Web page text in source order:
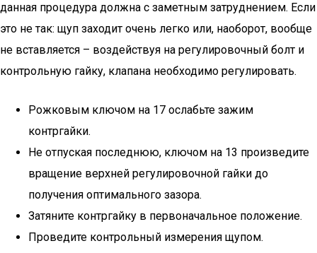
данная процедура должна с заметным затруднением. Если
это не так: щуп заходит очень легко или, наоборот, вообще
не вставляется – воздействуя на регулировочный болт и
контрольную гайку, клапана необходимо регулировать.
Рожковым ключом на 17 ослабьте зажим
контргайки.
Не отпуская последнюю, ключом на 13 произведите
вращение верхней регулировочной гайки до
получения оптимального зазора.
Затяните контргайку в первоначальное положение.
Проведите контрольный измерения щупом.